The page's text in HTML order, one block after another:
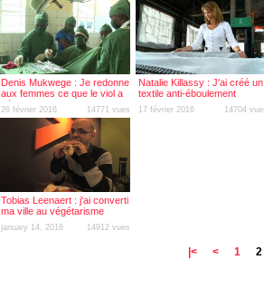
Denis Mukwege : Je redonne
aux femmes ce que le viol a
détruit
26 février 2016 14771 vues
Natalie Killassy : J'ai créé un
textile anti-éboulement
17 février 2016 14704
Tobias Leenaert : j'ai converti
ma ville au végétarisme
january 14, 2016 14912 vues
|< < 1 2